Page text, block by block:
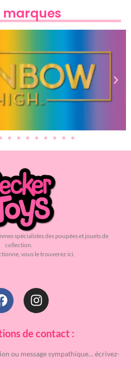
marques
spécialistes des poupées et jouets de
collection.
vous le trouverez ici.
de contact :
ou message sympathique… écrivez-